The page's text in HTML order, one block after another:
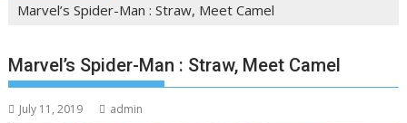
Marvel’s Spider-Man : Straw, Meet Camel
Marvel’s Spider-Man : Straw, Meet Camel
July 11, 2019 admin